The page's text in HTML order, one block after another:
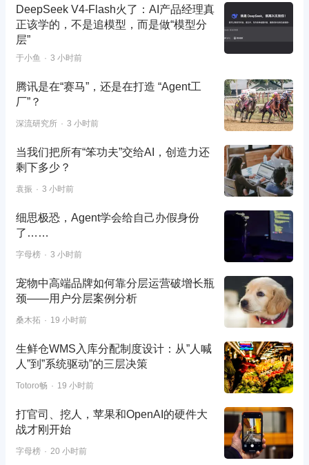
DeepSeek V4-Flash火了：AI产品经理真
正该学的，不是追模型，而是做“模型分
层”
于小鱼 3 小时前
腾讯是在“赛马”，还是在打造 “Agent工
厂”？
深流研究所 3 小时前
当我们把所有“笨功夫”交给AI，创造力还
剩下多少？
袁振 3 小时前
细思极恐，Agent学会给自己办假身份
了……
字母榜 3 小时前
宠物中高端品牌如何靠分层运营破增长瓶
颈——用户分层案例分析
桑木拓 19 小时前
生鲜仓WMS入库分配制度设计：从”人喊
人”到”系统驱动”的三层决策
Totoro畅 19 小时前
打官司、挖人，苹果和OpenAI的硬件大
战才刚开始
字母榜 20 小时前